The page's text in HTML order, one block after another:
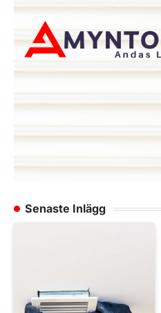
Senaste Inlägg